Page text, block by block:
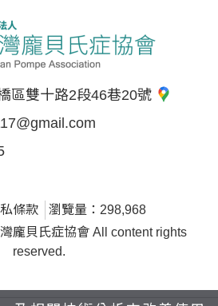
區雙十路2段46巷20號
條款
瀏覽量：298,968
龐貝氏症協會 All content rights
reserved.